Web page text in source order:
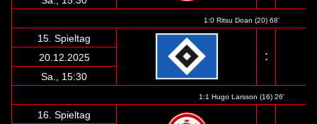
1:0 Ritsu Doan (20) 68'
15. Spieltag
:
20.12.2025
Sa., 15:30
1:1 Hugo Larsson (16) 26'
16. Spieltag